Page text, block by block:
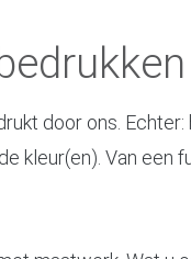
door ons. Echter:
kleur(en). Van